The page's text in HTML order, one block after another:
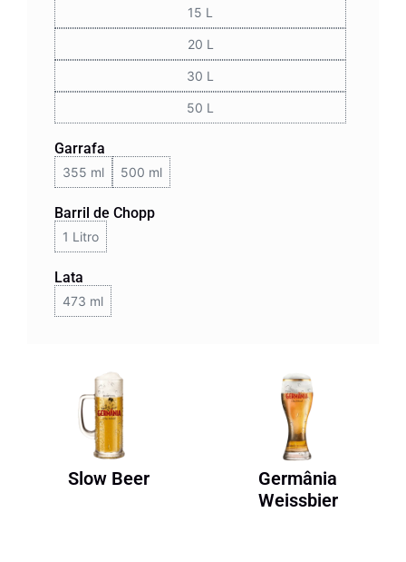
15 L
20 L
30 L
50 L
Garrafa
355 ml 500 ml
Barril de Chopp
1 Litro
Lata
473 ml
Slow Beer
Germânia
Weissbier